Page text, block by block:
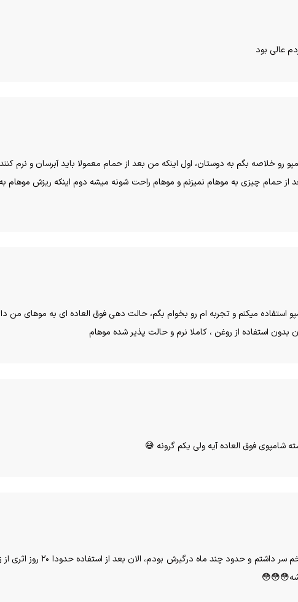
عالی بود
خلاصه بگم به دوستان، اول اینکه من بعد از حمام معمولا باید آبرسان و نرم
حمام چیزی به موهام نمیزنم و موهام راحت شونه میشه دوم اینکه ریزش موهام
شامپو استفاده میکنم و تجربه ام رو بخوام بگم، حالت دهی فوق العاده ای به موهای
بدون استفاده از روغن ، کاملا نرم و حالت پذیر شده موهام
فوق العاده آیه ولی یکم گرونه 😅
اصلا مگه داریم همچین چیزی،